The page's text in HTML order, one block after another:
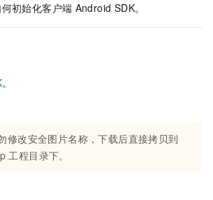
初始化客户端 Android SDK。
。
修改安全图片名称，下载后直接拷贝到
工程目录下。